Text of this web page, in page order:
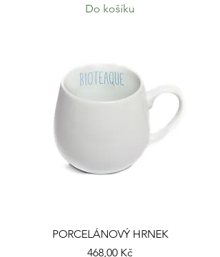
Do košíku
PORCELÁNOVÝ HRNEK
Cena
468,00 Kč